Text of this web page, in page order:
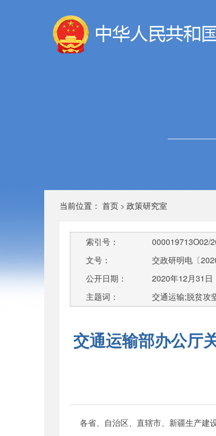
当前位置： 首页 > 政策研究室
索引号：
000019713O02/
文号：
交政研明电〔
公开日期：
2020年12月31日
主题词：
交通运输;脱贫攻
交通运输部办公厅
各省、自治区、直辖市、新疆生产建